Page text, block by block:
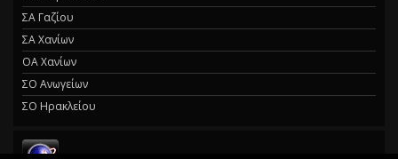
ΣΑ Γαζίου
ΣΑ Χανίων
ΟΑ Χανίων
ΣΟ Ανωγείων
ΣΟ Ηρακλείου